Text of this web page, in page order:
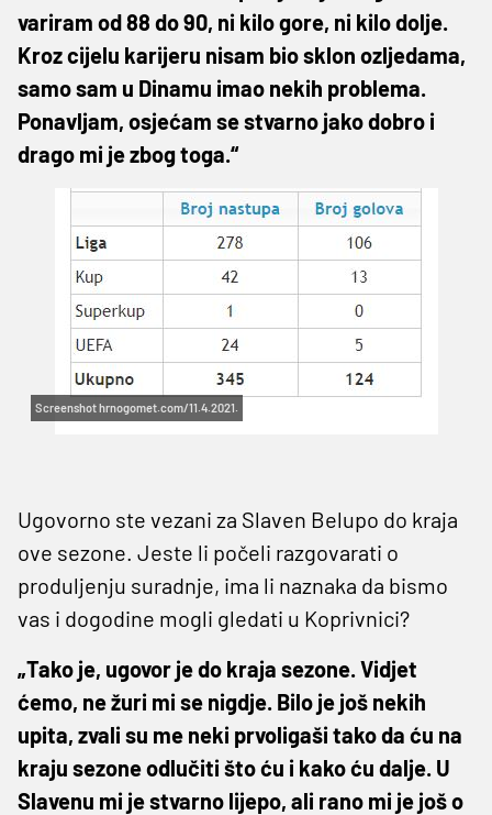
variram od 88 do 90, ni kilo gore, ni kilo dolje.
Kroz cijelu karijeru nisam bio sklon ozljedama,
samo sam u Dinamu imao nekih problema.
Ponavljam, osjećam se stvarno jako dobro i
drago mi je zbog toga.“
Screenshot hrnogomet.com/11.4.2021.
Ugovorno ste vezani za Slaven Belupo do kraja
ove sezone. Jeste li počeli razgovarati o
produljenju suradnje, ima li naznaka da bismo
vas i dogodine mogli gledati u Koprivnici?
„Tako je, ugovor je do kraja sezone. Vidjet
ćemo, ne žuri mi se nigdje. Bilo je još nekih
upita, zvali su me neki prvoligaši tako da ću na
kraju sezone odlučiti što ću i kako ću dalje. U
Slavenu mi je stvarno lijepo, ali rano mi je još o